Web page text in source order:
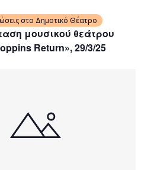
μουσικού θεάτρου
Return», 29/3/25
στο Δημοτικό Θέατρο